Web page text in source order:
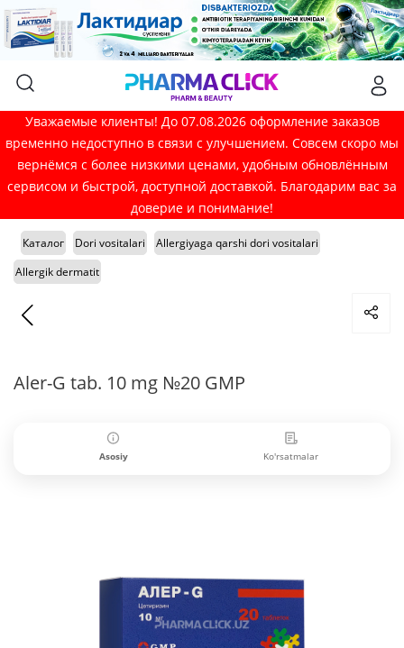
Уважаемые клиенты! До 07.08.2026 оформление заказов
временно недоступно в связи с улучшением. Совсем скоро мы
вернёмся с более низкими ценами, удобным обновлённым
сервисом и быстрой, доступной доставкой. Благодарим вас за
доверие и понимание!
Каталог Dori vositalari
Allergiyaga qarshi dori vositalari
Allergik dermatit
Aler-G tab. 10 mg №20 GMP
Asosiy Ko'rsatmalar